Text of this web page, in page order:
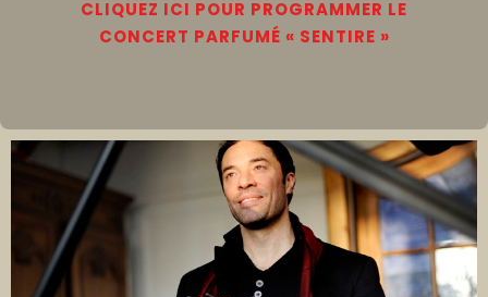
CLIQUEZ ICI POUR PROGRAMMER LE
CONCERT PARFUMÉ « SENTIRE »